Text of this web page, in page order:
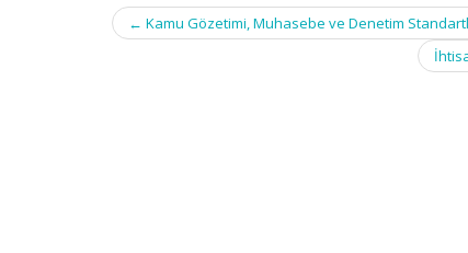
Post
navigation
← Kamu Gözetimi, Muhasebe ve Denetim